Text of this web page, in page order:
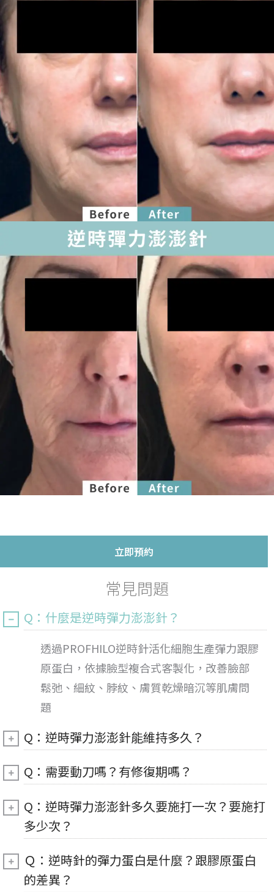
立即預約
常見問題
Q：什麼是逆時彈力澎澎針？
透過PROFHILO逆時針活化細胞生產彈力跟膠
原蛋白，依據臉型複合式客製化，改善臉部
鬆弛、細紋、脖紋、膚質乾燥暗沉等肌膚問
題
Q：逆時彈力澎澎針能維持多久？
Q：需要動刀嗎？有修復期嗎？
Q：逆時彈力澎澎針多久要施打一次？要施打
多少次？
Ｑ：逆時針的彈力蛋白是什麼？跟膠原蛋白
的差異？